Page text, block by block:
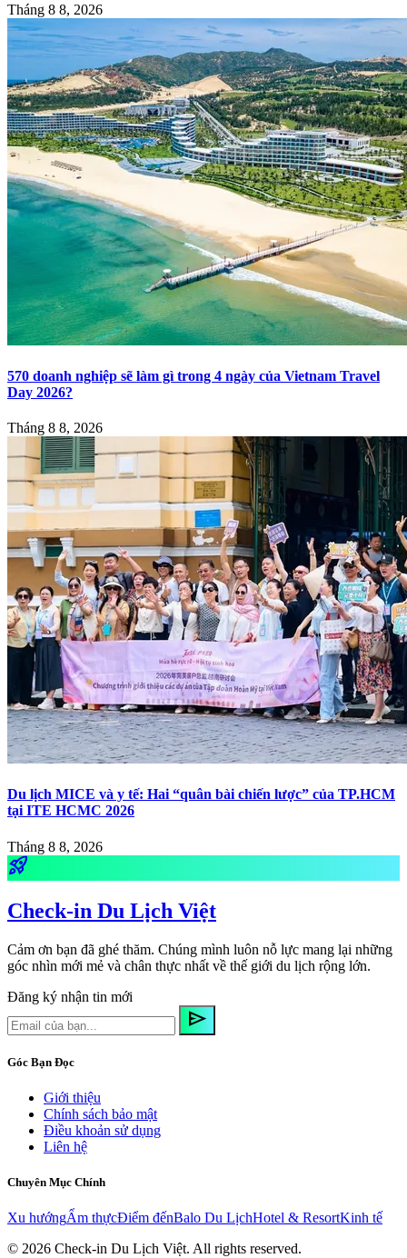
Tháng 8 8, 2026
570 doanh nghiệp sẽ làm gì trong 4 ngày của Vietnam Travel
Day 2026?
Tháng 8 8, 2026
Du lịch MICE và y tế: Hai “quân bài chiến lược” của TP.HCM
tại ITE HCMC 2026
Tháng 8 8, 2026
rocket_launch
Check-in Du Lịch Việt
Cảm ơn bạn đã ghé thăm. Chúng mình luôn nỗ lực mang lại những
góc nhìn mới mẻ và chân thực nhất về thế giới du lịch rộng lớn.
Đăng ký nhận tin mới
send
Góc Bạn Đọc
Giới thiệu
Chính sách bảo mật
Điều khoản sử dụng
Liên hệ
Chuyên Mục Chính
Xu hướngẨm thựcĐiểm đếnBalo Du LịchHotel & ResortKinh tế
© 2026 Check-in Du Lịch Việt. All rights reserved.